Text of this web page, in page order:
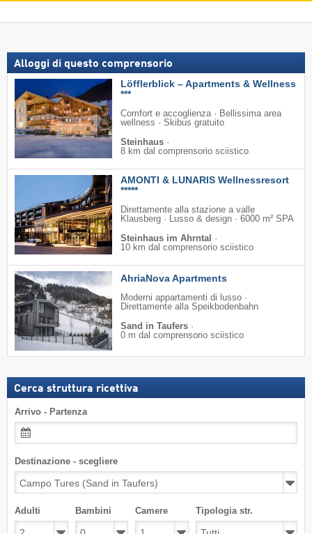
Alloggi di questo comprensorio
Löfflerblick – Apartments & Wellness
***
Comfort e accoglienza · Bellissima area
wellness · Skibus gratuito
Steinhaus ·
8 km dal comprensorio sciistico
AMONTI & LUNARIS Wellnessresort
*****
Direttamente alla stazione a valle
Klausberg · Lusso & design · 6000 m² SPA
Steinhaus im Ahrntal
·
10 km dal comprensorio sciistico
AhriaNova Apartments
Moderni appartamenti di lusso ·
Direttamente alla Speikbodenbahn
Sand in Taufers ·
0 m dal comprensorio sciistico
Cerca struttura ricettiva
Arrivo - Partenza
Destinazione - scegliere
Adulti Bambini Camere Tipologia str.